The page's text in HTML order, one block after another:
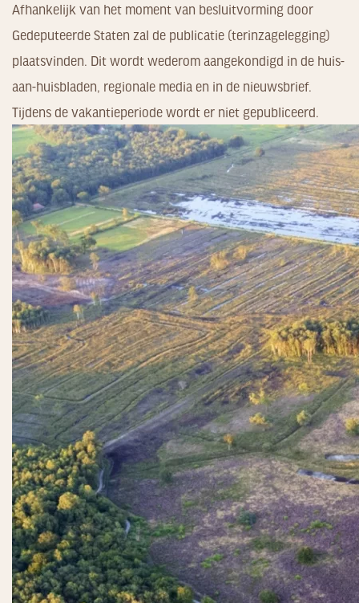
Afhankelijk van het moment van besluitvorming door
Gedeputeerde Staten zal de publicatie (terinzagelegging)
plaatsvinden. Dit wordt wederom aangekondigd in de huis-
aan-huisbladen, regionale media en in de nieuwsbrief.
Tijdens de vakantieperiode wordt er niet gepubliceerd.